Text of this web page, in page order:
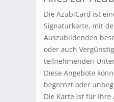
Die AzubiCard ist
Signaturkarte, mit
Auszubildenden
oder auch
teilnehmenden
Diese Angebote
begrenzt oder
Die Karte ist für Ihre